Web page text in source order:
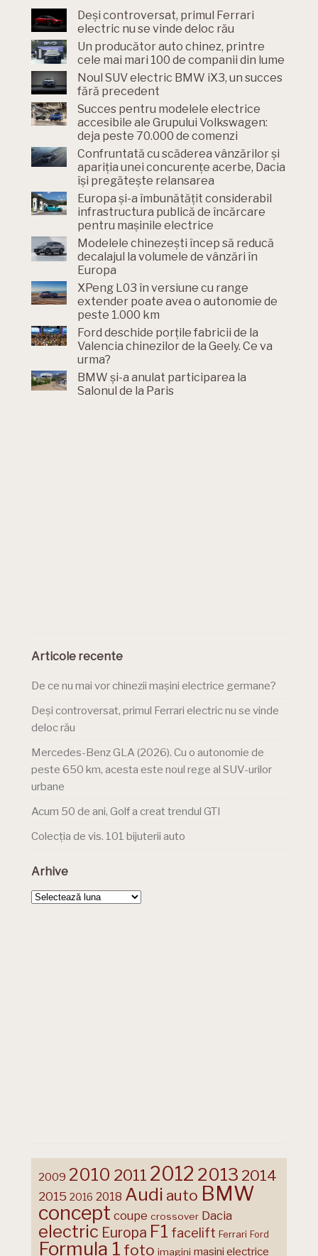
Deși controversat, primul Ferrari
electric nu se vinde deloc rău
Un producător auto chinez, printre
cele mai mari 100 de companii din lume
Noul SUV electric BMW iX3, un succes
fără precedent
Succes pentru modelele electrice
accesibile ale Grupului Volkswagen:
deja peste 70.000 de comenzi
Confruntată cu scăderea vânzărilor și
apariția unei concurențe acerbe, Dacia
își pregătește relansarea
Europa și-a îmbunătățit considerabil
infrastructura publică de încărcare
pentru mașinile electrice
Modelele chinezești încep să reducă
decalajul la volumele de vânzări în
Europa
XPeng L03 în versiune cu range
extender poate avea o autonomie de
peste 1.000 km
Ford deschide porțile fabricii de la
Valencia chinezilor de la Geely. Ce va
urma?
BMW și-a anulat participarea la
Salonul de la Paris
Articole recente
De ce nu mai vor chinezii mașini electrice germane?
Deși controversat, primul Ferrari electric nu se vinde
deloc rău
Mercedes-Benz GLA (2026). Cu o autonomie de
peste 650 km, acesta este noul rege al SUV-urilor
urbane
Acum 50 de ani, Golf a creat trendul GTI
Colecția de vis. 101 bijuterii auto
Arhive
Arhive
2009 2010 2011 2012 2013 2014
2015 2016 2018 Audi auto BMW
concept coupe crossover Dacia
electric Europa F1 facelift Ferrari Ford
Formula 1 foto imagini masini electrice